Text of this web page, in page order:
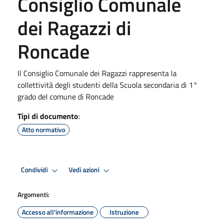
dei Ragazzi di
Roncade
Il Consiglio Comunale dei Ragazzi rappresenta la
collettività degli studenti della Scuola secondaria di 1°
grado del comune di Roncade
Tipi di documento:
Atto normativo
Condividi Vedi azioni
Argomenti:
Accesso all'informazione
Istruzione